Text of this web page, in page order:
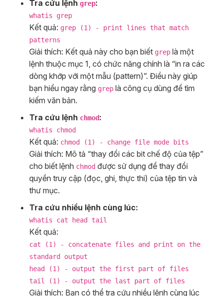
Tra cứu lệnh grep:
whatis grep
Kết quả: grep (1) - print lines that match
patterns
Giải thích: Kết quả này cho bạn biết grep là một
lệnh thuộc mục 1, có chức năng chính là “in ra các
dòng khớp với một mẫu (pattern)”. Điều này giúp
bạn hiểu ngay rằng grep là công cụ dùng để tìm
kiếm văn bản.
Tra cứu lệnh chmod:
whatis chmod
Kết quả: chmod (1) - change file mode bits
Giải thích: Mô tả “thay đổi các bit chế độ của tệp”
cho biết lệnh chmod được sử dụng để thay đổi
quyền truy cập (đọc, ghi, thực thi) của tệp tin và
thư mục.
Tra cứu nhiều lệnh cùng lúc:
whatis cat head tail
Kết quả:
cat (1) - concatenate files and print on the
standard output
head (1) - output the first part of files
tail (1) - output the last part of files
Giải thích: Bạn có thể tra cứu nhiều lệnh cùng lúc